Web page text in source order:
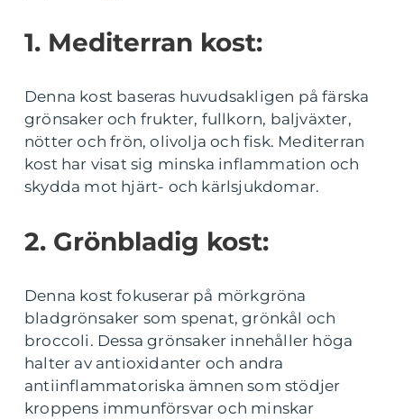
1. Mediterran kost:
Denna kost baseras huvudsakligen på färska
grönsaker och frukter, fullkorn, baljväxter,
nötter och frön, olivolja och fisk. Mediterran
kost har visat sig minska inflammation och
skydda mot hjärt- och kärlsjukdomar.
2. Grönbladig kost:
Denna kost fokuserar på mörkgröna
bladgrönsaker som spenat, grönkål och
broccoli. Dessa grönsaker innehåller höga
halter av antioxidanter och andra
antiinflammatoriska ämnen som stödjer
kroppens immunförsvar och minskar